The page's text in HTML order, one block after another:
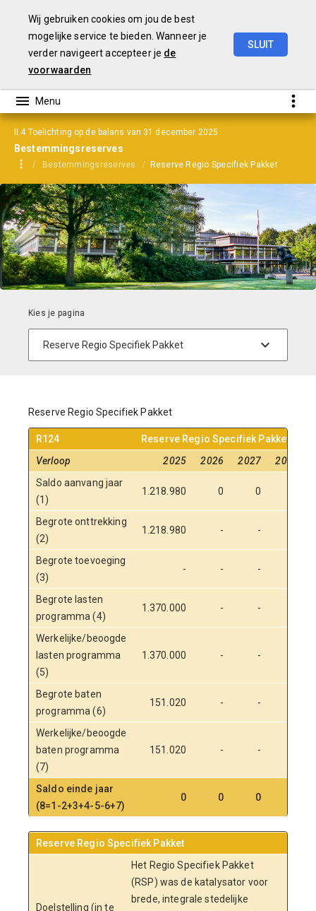
Wij gebruiken cookies om jou de best
mogelijke service te bieden. Wanneer je
verder navigeert accepteer je de
voorwaarden
SLUIT
II.4 Toelichting op de balans van 31 december 2025
Bestemmingsreserves
Bestemmingsreserves Reserve Regio Specifiek Pakket
Reserve Regio Specifiek Pakket
R124
Reserve Regio Specifiek Pakket
Verloop
2025 2026 2027 2028
Saldo aanvang jaar
(1)
1.218.980 0 0
Begrote onttrekking
(2)
1.218.980 - -
Begrote toevoeging
(3)
- - -
Begrote lasten
programma (4)
1.370.000 - -
Werkelijke/beoogde
lasten programma
(5)
1.370.000 - -
Begrote baten
programma (6)
151.020 - -
Werkelijke/beoogde
baten programma
(7)
151.020 - -
Saldo einde jaar
(8=1-2+3+4-5-6+7)
0 0 0
Reserve Regio Specifiek Pakket
Doelstelling (in te
Het Regio Specifiek Pakket
(RSP) was de katalysator voor
brede, integrale stedelijke